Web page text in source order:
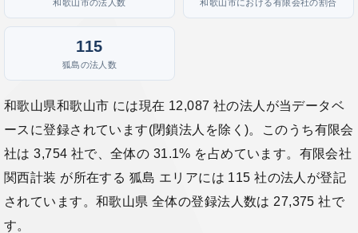
和歌山市の法人数 和歌山市における有限会社の割合
115
狐島の法人数
和歌山県和歌山市 には現在 12,087 社の法人が当データベ
ースに登録されています(閉鎖法人を除く)。このうち有限会
社は 3,754 社で、全体の 31.1% を占めています。有限会社
関西計装 が所在する 狐島 エリアには 115 社の法人が登記
されています。和歌山県 全体の登録法人数は 27,375 社で
す。